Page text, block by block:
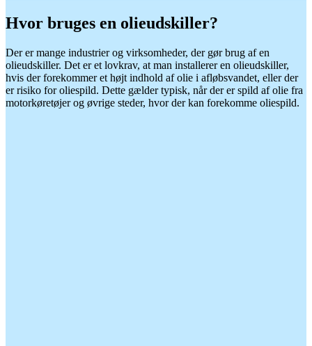
Hvor bruges en olieudskiller?
Der er mange industrier og virksomheder, der gør brug af en
olieudskiller. Det er et lovkrav, at man installerer en olieudskiller,
hvis der forekommer et højt indhold af olie i afløbsvandet, eller der
er risiko for oliespild. Dette gælder typisk, når der er spild af olie fra
motorkøretøjer og øvrige steder, hvor der kan forekomme oliespild.